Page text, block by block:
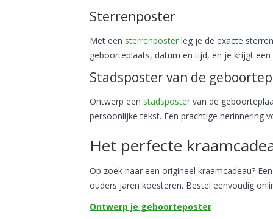
Sterrenposter
Met een sterrenposter leg je de exacte
geboorteplaats, datum en tijd, en je krijgt
Stadsposter van de
Ontwerp een stadsposter van de
persoonlijke tekst. Een prachtige herinnering
Het perfecte
Op zoek naar een origineel kraamcadeau?
ouders jaren koesteren. Bestel eenvoudig
Ontwerp je geboorteposter